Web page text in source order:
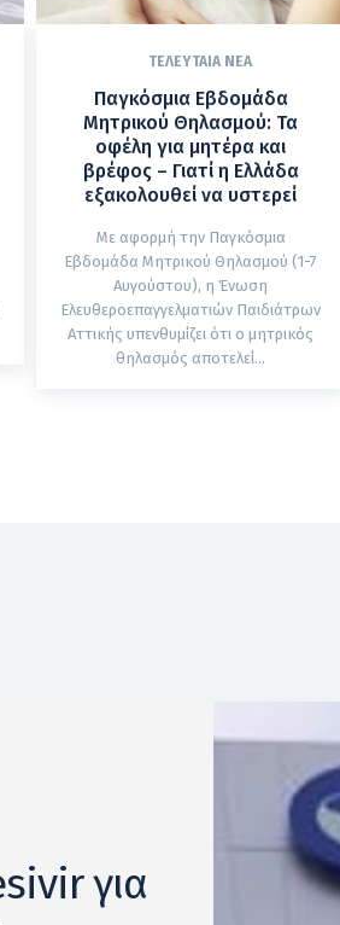
ΤΕΛΕΥΤΑΊΑ ΝΈΑ
Παγκόσμια Εβδομάδα
Μητρικού Θηλασμού: Τα
οφέλη για μητέρα και
βρέφος – Γιατί η Ελλάδα
εξακολουθεί να υστερεί
Με αφορμή την Παγκόσμια
Εβδομάδα Μητρικού Θηλασμού (1-7
Αυγούστου), η Ένωση
Ελευθεροεπαγγελματιών Παιδιάτρων
Αττικής υπενθυμίζει ότι ο μητρικός
θηλασμός αποτελεί...